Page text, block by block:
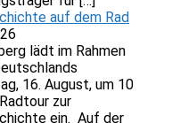
auf dem Rad
lädt im Rahmen
16. August, um 10
zur
ein. Auf der